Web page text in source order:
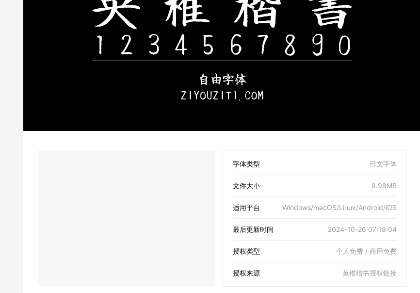
字体类型 日文字体
文件大小 8.98MB
适用平台 Windows/macOS/Linux/Android/iOS
最后更新时间 2024-10-26 07:18:04
授权类型 个人免费 / 商用免费
授权来源 英椎楷书授权链接